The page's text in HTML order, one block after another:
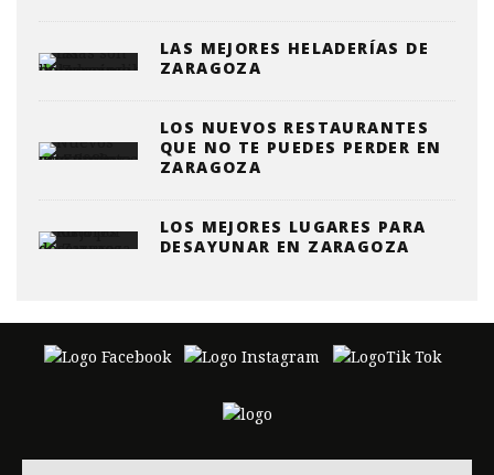
LAS MEJORES HELADERÍAS DE
ZARAGOZA
LOS NUEVOS RESTAURANTES
QUE NO TE PUEDES PERDER EN
ZARAGOZA
LOS MEJORES LUGARES PARA
DESAYUNAR EN ZARAGOZA